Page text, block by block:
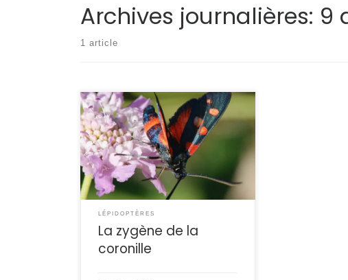
Archives journalières: 9
1 article
Cette zygène ressemble beaucoup à
la zygène de la filipendule, elle s’en
distingue par la pointe blanche de
ses antennes et surtout par un gros
anneau rouge sur l’abdomen.
Zygaena ephialtes La zygène du
peucédan (le peucédan est une
plante Apiacée = Ombellifère).
POSITION SYSTÉMATIQUE : Insecte
Lépidoptère Famille des Zygaenidae
ETYMOLOGIE : Zygaena […]
LÉPIDOPTÈRES
La zygène de la
coronille